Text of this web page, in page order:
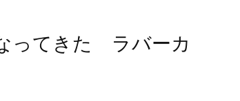
ってきた ラバーカ